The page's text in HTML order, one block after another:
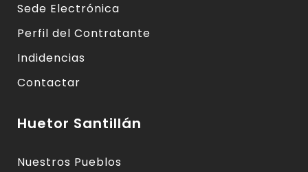
Sede Electrónica
Perfil del Contratante
Indidencias
Contactar
Huetor Santillán
Nuestros Pueblos